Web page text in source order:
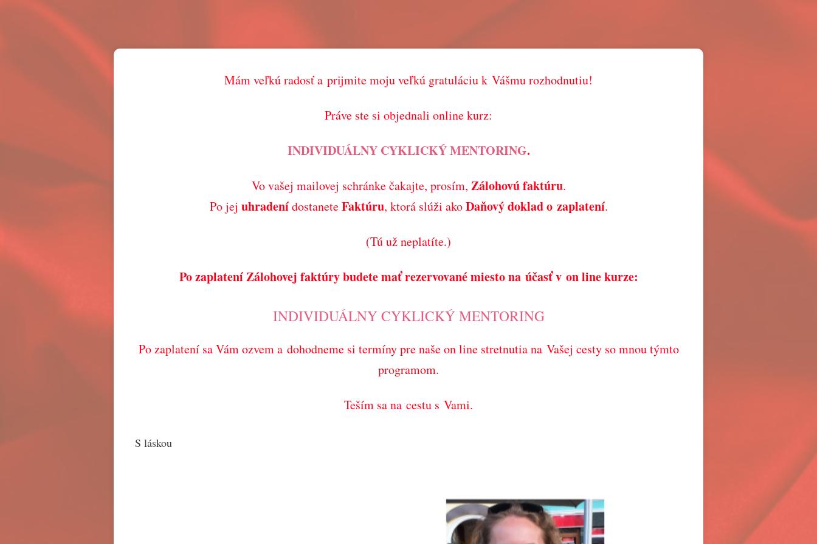
Mám veľkú radosť a prijmite moju veľkú gratuláciu k Vášmu rozhodnutiu!
Práve ste si objednali online kurz:
INDIVIDUÁLNY CYKLICKÝ MENTORING.
Vo vašej mailovej schránke čakajte, prosím, Zálohovú faktúru.
Po jej uhradenídostaneteFaktúru, ktorá slúži akoDaňový doklad o zaplatení.
(Tú už neplatíte.)
Po zaplatení Zálohovej faktúry budete mať rezervované miesto na účasť v on line kurze:
INDIVIDUÁLNY CYKLICKÝ MENTORING
Po zaplatení sa Vám ozvem a dohodneme si termíny pre naše on line stretnutia na Vašej cesty so mnou týmto
programom.
Teším sa na cestu s Vami.
S láskou